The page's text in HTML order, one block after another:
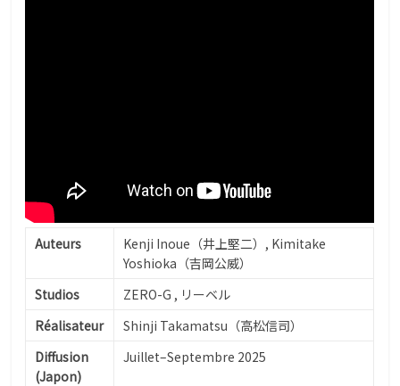
Auteurs
Kenji Inoue（井上堅二）, Kimitake
Yoshioka（吉岡公威）
Studios
ZERO-G , リーベル
Réalisateur
Shinji Takamatsu（高松信司）
Diffusion
(Japon)
Juillet–Septembre 2025